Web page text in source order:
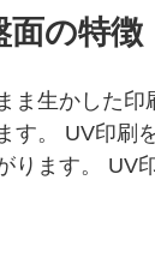
面の特徴
ま生かした
す。 UV印刷
ります。 UV